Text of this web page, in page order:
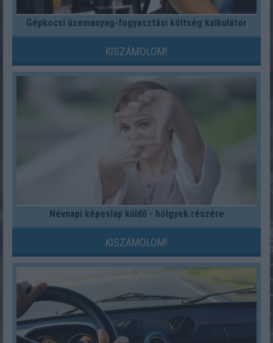
Gépkocsi üzemanyag-fogyasztási költség kalkulátor
KISZÁMOLOM!
Névnapi képeslap küldő - hölgyek részére
KISZÁMOLOM!